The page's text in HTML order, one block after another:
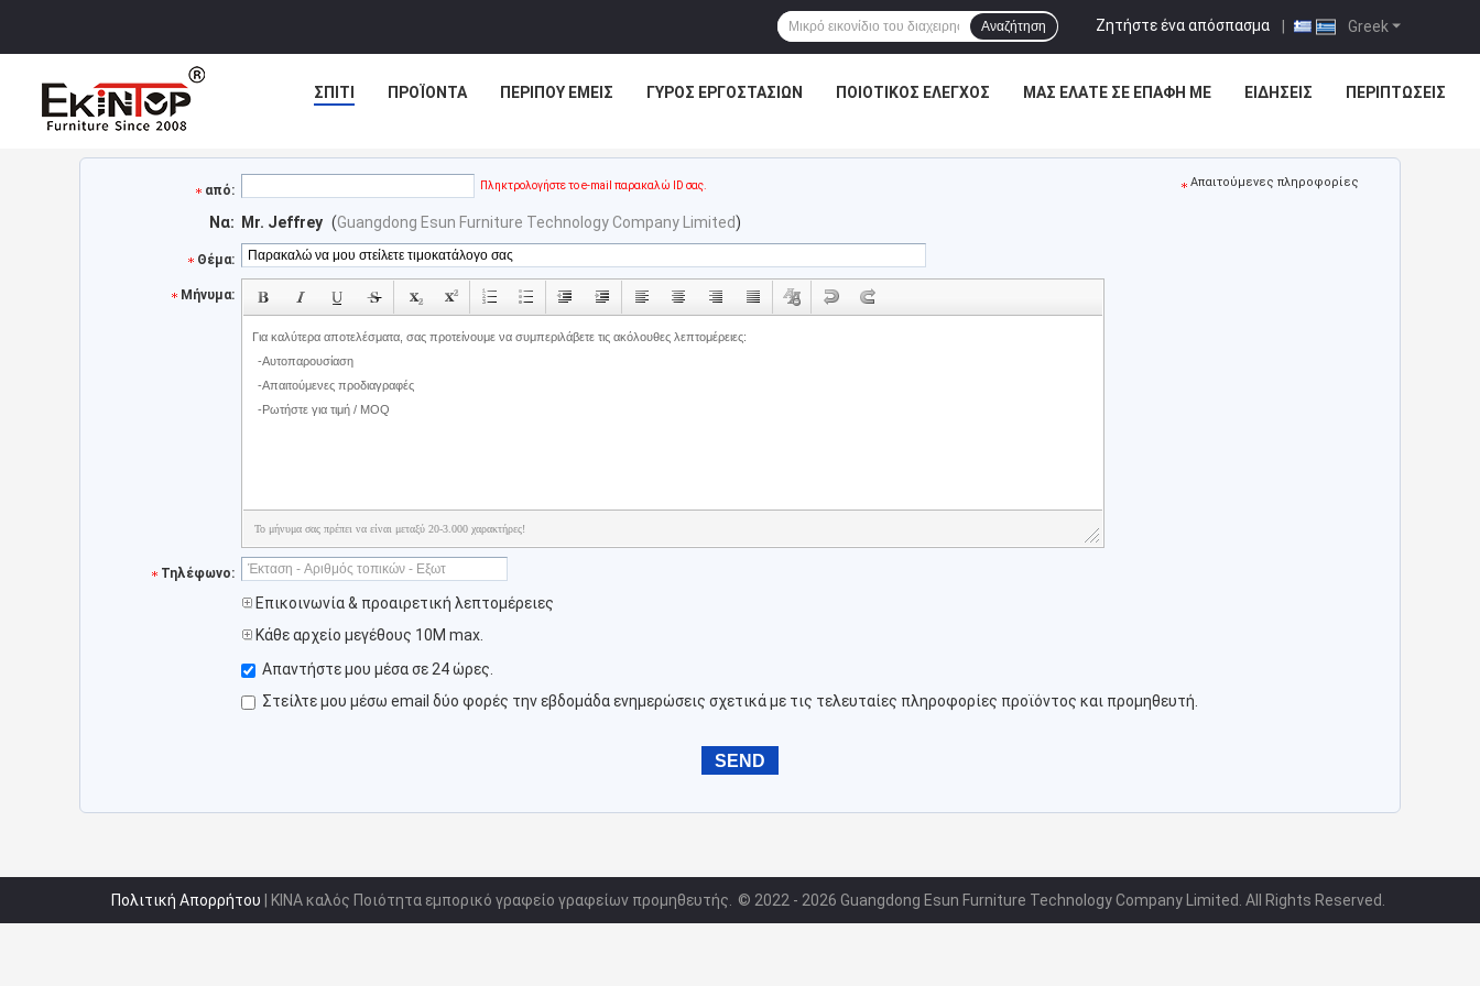
Greek
Ζητήστε ένα απόσπασμα |
Αναζήτηση
ΣΠΊΤΙ ΠΡΟΪΌΝΤΑ ΠΕΡΊΠΟΥ ΕΜΕΊΣ ΓΎΡΟΣ ΕΡΓΟΣΤΑΣΊΩΝ ΠΟΙΟΤΙΚΌΣ ΈΛΕΓΧΟΣ ΜΑΣ ΕΛΆΤΕ ΣΕ ΕΠΑΦΉ ΜΕ ΕΙΔΉΣΕΙΣ ΠΕΡΙΠΤΏΣΕΙΣ
από: Πληκτρολογήστε το e-mail παρακαλώ ID σας. Απαιτούμενες πληροφορίες
Να: Mr. Jeffrey (Guangdong Esun Furniture Technology Company Limited)
Θέμα:
Μήνυμα:
Το μήνυμα σας πρέπει να είναι μεταξύ 20-3.000 χαρακτήρες!
Τηλέφωνο:
Επικοινωνία & προαιρετική λεπτομέρειες
Κάθε αρχείο μεγέθους 10M max.
Απαντήστε μου μέσα σε 24 ώρες.
Στείλτε μου μέσω email δύο φορές την εβδομάδα ενημερώσεις σχετικά με τις τελευταίες πληροφορίες προϊόντος και προμηθευτή.
Πολιτική Απορρήτου | ΚΙΝΑ καλός Ποιότητα εμπορικό γραφείο γραφείων προμηθευτής. © 2022 - 2026 Guangdong Esun Furniture Technology Company Limited. All Rights Reserved.